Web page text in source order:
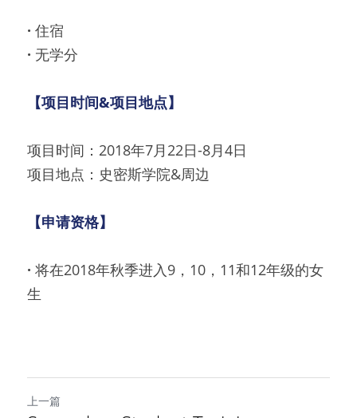
· 住宿
· 无学分
【项目时间&项目地点】
项目时间：2018年7月22日-8月4日
项目地点：史密斯学院&周边
【申请资格】
· 将在2018年秋季进入9，10，11和12年级的女
生
上一篇